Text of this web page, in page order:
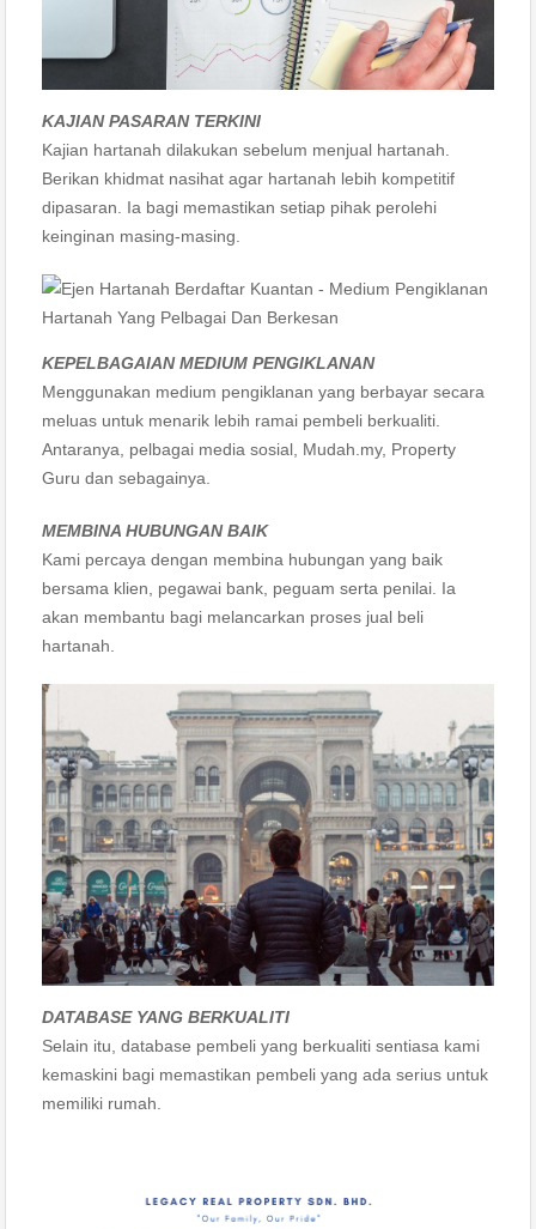
KAJIAN PASARAN TERKINI
Kajian hartanah dilakukan sebelum menjual hartanah.
Berikan khidmat nasihat agar hartanah lebih kompetitif
dipasaran. Ia bagi memastikan setiap pihak perolehi
keinginan masing-masing.
KEPELBAGAIAN MEDIUM PENGIKLANAN
Menggunakan medium pengiklanan yang berbayar secara
meluas untuk menarik lebih ramai pembeli berkualiti.
Antaranya, pelbagai media sosial, Mudah.my, Property
Guru dan sebagainya.
MEMBINA HUBUNGAN BAIK
Kami percaya dengan membina hubungan yang baik
bersama klien, pegawai bank, peguam serta penilai. Ia
akan membantu bagi melancarkan proses jual beli
hartanah.
DATABASE YANG BERKUALITI
Selain itu, database pembeli yang berkualiti sentiasa kami
kemaskini bagi memastikan pembeli yang ada serius untuk
memiliki rumah.